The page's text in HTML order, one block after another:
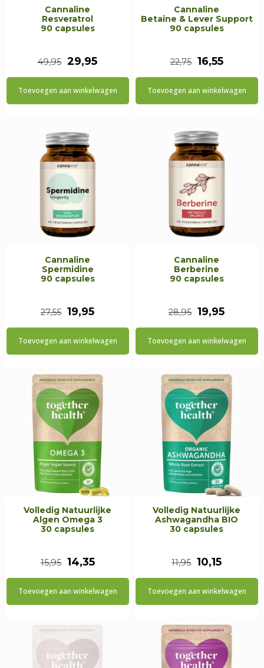
Cannaline
Resveratrol
90 capsules
49,95 Oorspronkelijke
prijs
29,95Huidige
prijs
is:
Toevoegen aan winkelwagen
Cannaline
Betaine & Lever Support
90 capsules
22,75
prijs
16,55Huidige
prijs
Toevoegen aan winkelwagen
Cannaline
Spermidine
90 capsules
27,55 Oorspronkelijke
prijs
19,95Huidige
prijs
Toevoegen aan winkelwagen
Cannaline
Berberine
90 capsules
28,95
prijs
19,95
prijs
Toevoegen aan winkelwagen
Volledig Natuurlijke
Algen Omega 3
30 capsules
15,95 Oorspronkelijke
prijs
14,35Huidige
prijs
Toevoegen aan winkelwagen
Volledig Natuurlijke
Ashwagandha BIO
30 capsules
11,95
prijs
10,15Huidige
prijs
Toevoegen aan winkelwagen